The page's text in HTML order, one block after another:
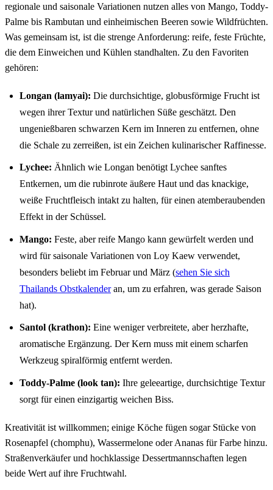
regionale und saisonale Variationen nutzen alles von Mango, Toddy-
Palme bis Rambutan und einheimischen Beeren sowie Wildfrüchten.
Was gemeinsam ist, ist die strenge Anforderung: reife, feste Früchte,
die dem Einweichen und Kühlen standhalten. Zu den Favoriten
gehören:
Longan (lamyai): Die durchsichtige, globusförmige Frucht ist
wegen ihrer Textur und natürlichen Süße geschätzt. Den
ungenießbaren schwarzen Kern im Inneren zu entfernen, ohne
die Schale zu zerreißen, ist ein Zeichen kulinarischer Raffinesse.
Lychee: Ähnlich wie Longan benötigt Lychee sanftes
Entkernen, um die rubinrote äußere Haut und das knackige,
weiße Fruchtfleisch intakt zu halten, für einen atemberaubenden
Effekt in der Schüssel.
Mango: Feste, aber reife Mango kann gewürfelt werden und
wird für saisonale Variationen von Loy Kaew verwendet,
besonders beliebt im Februar und März (sehen Sie sich
Thailands Obstkalenderan, um zu erfahren, was gerade Saison
hat).
Santol (krathon): Eine weniger verbreitete, aber herzhafte,
aromatische Ergänzung. Der Kern muss mit einem scharfen
Werkzeug spiralförmig entfernt werden.
Toddy-Palme (look tan): Ihre geleeartige, durchsichtige Textur
sorgt für einen einzigartig weichen Biss.
Kreativität ist willkommen; einige Köche fügen sogar Stücke von
Rosenapfel (chomphu), Wassermelone oder Ananas für Farbe hinzu.
Straßenverkäufer und hochklassige Dessertmannschaften legen
beide Wert auf ihre Fruchtwahl.